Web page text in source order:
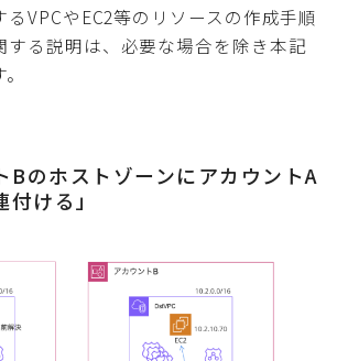
VPCやEC2等のリソースの作成手順
する説明は、必要な場合を除き本記
BのホストゾーンにアカウントA
ける」